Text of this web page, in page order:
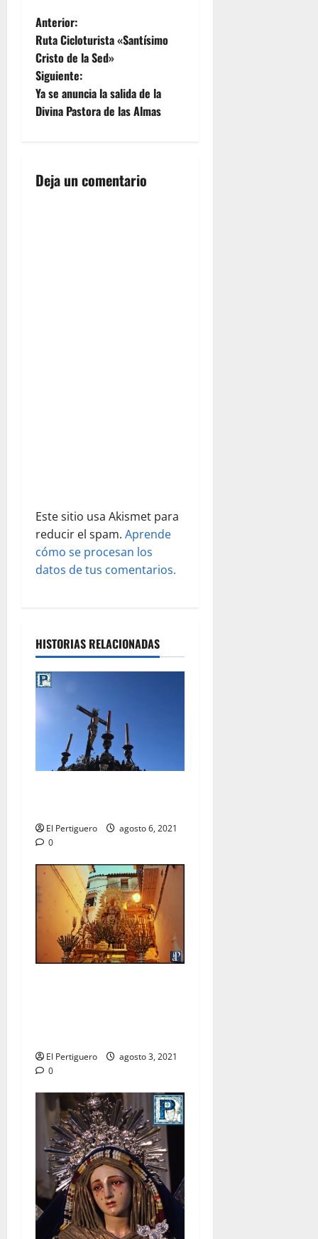
N
a
v
e
a
a
d
a
Anterior:
Ruta Cicloturista «Santísimo
Cristo de la Sed»
Siguiente:
Ya se anuncia la salida de la
Divina Pastora de las Almas
Deja un comentario
Este sitio usa Akismet para
reducir el spam. Aprende
cómo se procesan los
datos de tus comentarios.
HISTORIAS RELACIONADAS
El Pertiguero
agosto 6, 2021
0
El Pertiguero
agosto 3, 2021
0